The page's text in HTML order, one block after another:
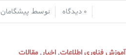
0 دیدگاه/ توسط پیشگامان
آموزش فناوری اطلاعات,اخبار,مقالات